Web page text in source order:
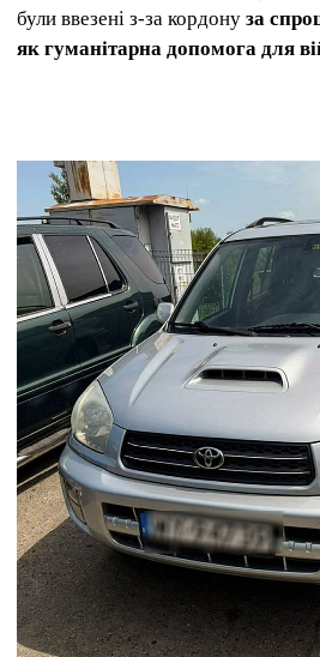
були ввезені з-за кордону за
як гуманітарна допомога для